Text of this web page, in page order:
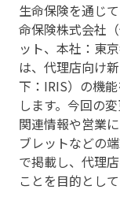
生命保険を通じ
命保険株式会社
ット、本社：東
は、代理店向け
下：IRIS）の機
します。今回の
関連情報や営業
ブレットなどの
で掲載し、代理
ことを目的として